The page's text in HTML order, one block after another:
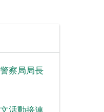
察局局長